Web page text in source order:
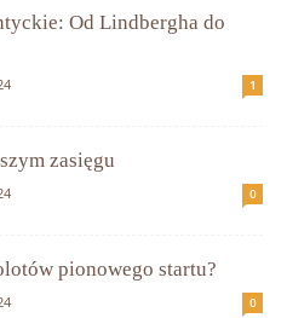
Od Lindbergha do
1
zasięgu
0
pionowego startu?
0